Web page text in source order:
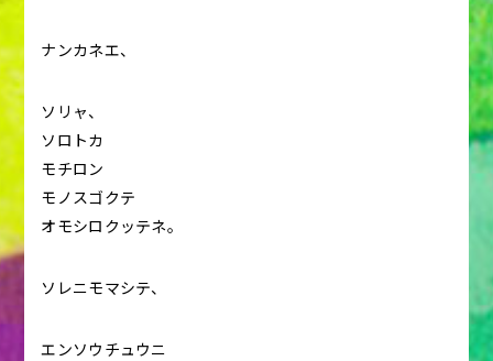
ナンカネエ、
ソリャ、
ソロトカ
モチロン
モノスゴクテ
オモシロクッテネ。
ソレニモマシテ、
エンソウチュウニ